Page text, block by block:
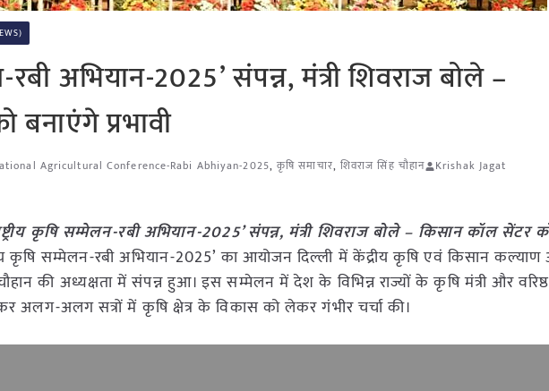
रबी अभियान-2025’ संपन्न, मंत्री शिवराज बोले –
प्रभावी
Agricultural Conference-Rabi Abhiyan-2025,कृषि समाचार, शिवराज सिंह चौहान Krishak Jagat
कृषि सम्मेलन-रबी अभियान-2025’ संपन्न, मंत्री शिवराज बोले – किसान कॉल सेंटर
कृषि सम्मेलन-रबी अभियान-2025’ का आयोजन दिल्ली में केंद्रीय कृषि एवं किसान
की अध्यक्षता में संपन्न हुआ। इस सम्मेलन में देश के विभिन्न राज्यों के कृषि मंत्री और वरिष्ठ
अलग-अलग सत्रों में कृषि क्षेत्र के विकास को लेकर गंभीर चर्चा की।